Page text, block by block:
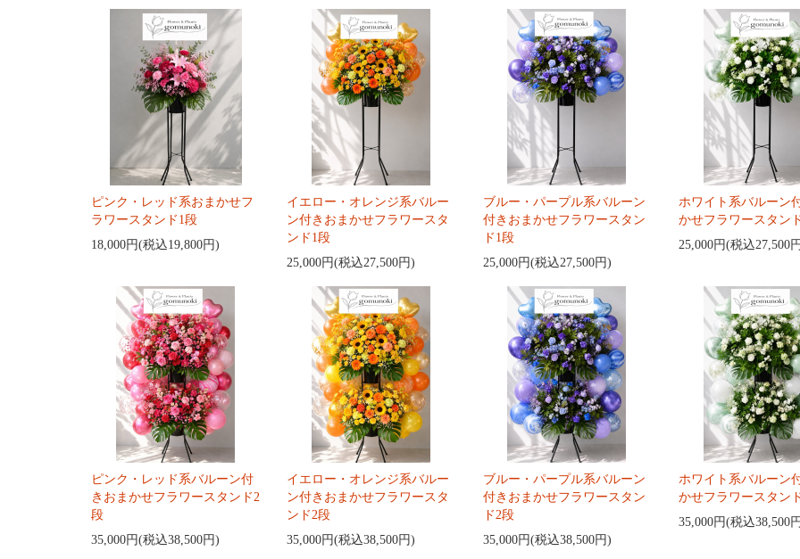
ピンク・レッド系おまかせフ
ラワースタンド1段
18,000円(税込19,800円)
イエロー・オレンジ系バルー
ン付きおまかせフラワースタ
ンド1段
25,000円(税込27,500円)
ブルー・パープル系バルーン
付きおまかせフラワースタン
ド1段
25,000円(税込27,500円)
ホワイト系バルーン
かせフラワースタン
25,000円(税込27,500
ピンク・レッド系バルーン付
きおまかせフラワースタンド2
段
35,000円(税込38,500円)
イエロー・オレンジ系バルー
ン付きおまかせフラワースタ
ンド2段
35,000円(税込38,500円)
ブルー・パープル系バルーン
付きおまかせフラワースタン
ド2段
35,000円(税込38,500円)
ホワイト系バルーン
かせフラワースタン
35,000円(税込38,500